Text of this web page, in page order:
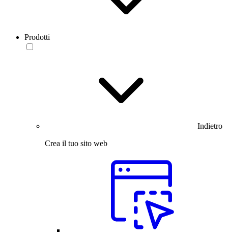
Prodotti
Indietro
Crea il tuo sito web